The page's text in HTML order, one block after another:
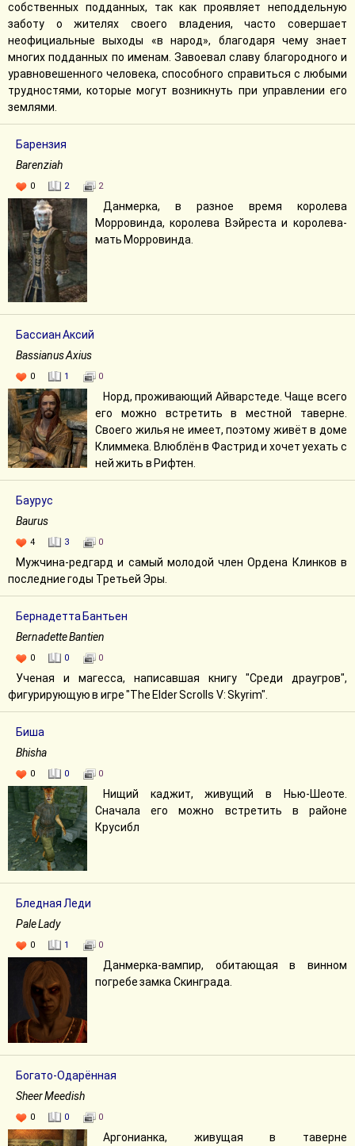
собственных подданных, так как проявляет неподдельную
заботу о жителях своего владения, часто совершает
неофициальные выходы «в народ», благодаря чему знает
многих подданных по именам. Завоевал славу благородного и
уравновешенного человека, способного справиться с любыми
трудностями, которые могут возникнуть при управлении его
землями.
Барензия
Barenziah
0 2 2
Данмерка, в разное время королева
Морровинда, королева Вэйреста и королева-
мать Морровинда.
Бассиан Аксий
Bassianus Axius
0 1 0
Норд, проживающий Айварстеде. Чаще всего
его можно встретить в местной таверне.
Своего жилья не имеет, поэтому живёт в доме
Климмека. Влюблён в Фастрид и хочет уехать с
ней жить в Рифтен.
Баурус
Baurus
4 3 0
Мужчина-редгард и самый молодой член Ордена Клинков в
последние годы Третьей Эры.
Бернадетта Бантьен
Bernadette Bantien
0 0 0
Ученая и магесса, написавшая книгу "Среди драугров",
фигурирующую в игре "The Elder Scrolls V: Skyrim".
Биша
Bhisha
0 0 0
Нищий каджит, живущий в Нью-Шеоте.
Сначала его можно встретить в районе
Крусибл
Бледная Леди
Pale Lady
0 1 0
Данмерка-вампир, обитающая в винном
погребе замка Скинграда.
Богато-Одарённая
Sheer Meedish
0 0 0
Аргонианка, живущая в таверне